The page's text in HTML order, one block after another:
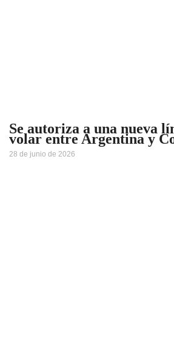
Se autoriza a una nueva
volar entre Argentina y
28 de junio de 2026